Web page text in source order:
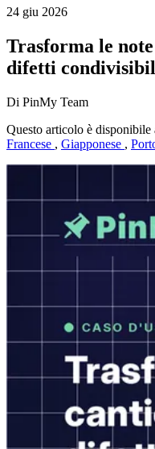
24 giu 2026
Trasforma le
difetti
Di PinMy Team
Questo articolo è disponibile
Francese , Giapponese ,